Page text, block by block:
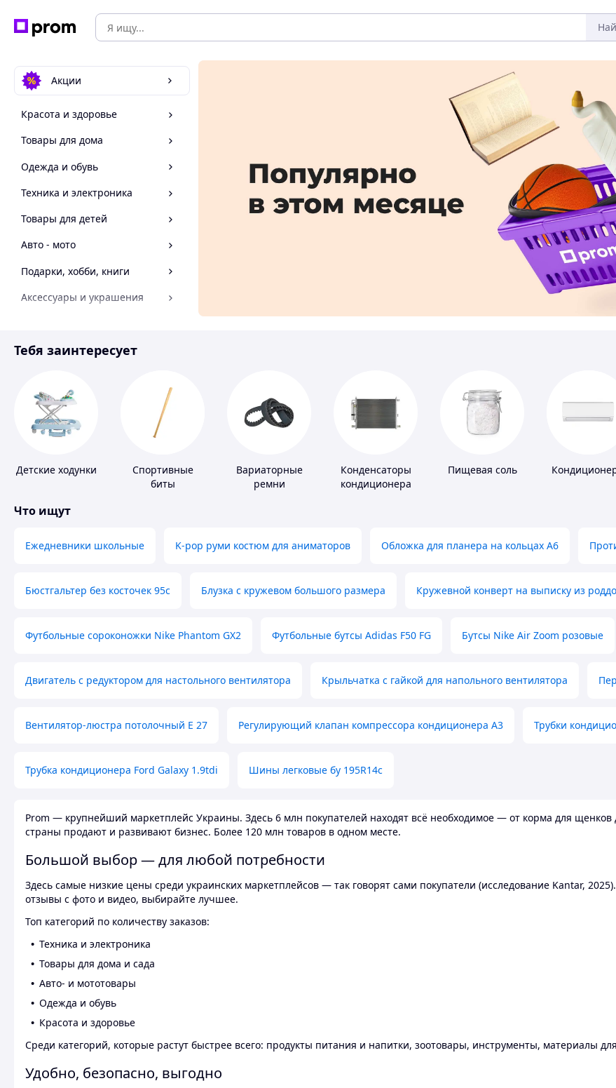
Акции
Красота и здоровье
Товары для дома
Одежда и обувь
Техника и электроника
Товары для детей
Авто - мото
Подарки, хобби, книги
Аксессуары и украшения
Спорт и отдых
Тебя заинтересует
Детские ходунки
Спортивные
биты
Вариаторные
ремни
Конденсаторы
кондиционера
Пищевая соль
Что ищут
Ежедневники школьные K-pop руми костюм для аниматоров Обложка для планера на кольцах А6
Бюстгальтер без косточек 95с Блузка с кружевом большого размера Кружевной конверт на выписку из
Футбольные сороконожки Nike Phantom GX2 Футбольные бутсы Adidas F50 FG Бутсы Nike Air Zoom розовые
Двигатель с редуктором для настольного вентилятора Крыльчатка с гайкой для напольного вентилятора
Вентилятор-люстра потолочный E 27 Регулирующий клапан компрессора кондиционера А3 Трубки
Трубка кондиционера Ford Galaxy 1.9tdi Шины легковые бу 195R14c
Prom — крупнейший маркетплейс Украины. Здесь 6 млн покупателей находят всё необходимое — от корма для
страны продают и развивают бизнес. Более 120 млн товаров в одном месте.
Большой выбор — для любой потребности
Здесь самые низкие цены среди украинских маркетплейсов — так говорят сами покупатели (исследование Kantar,
отзывы с фото и видео, выбирайте лучшее.
Топ категорий по количеству заказов:
Техника и электроника
Товары для дома и сада
Авто- и мототовары
Одежда и обувь
Красота и здоровье
Среди категорий, которые растут быстрее всего: продукты питания и напитки, зоотовары, инструменты, материалы
Удобно, безопасно, выгодно